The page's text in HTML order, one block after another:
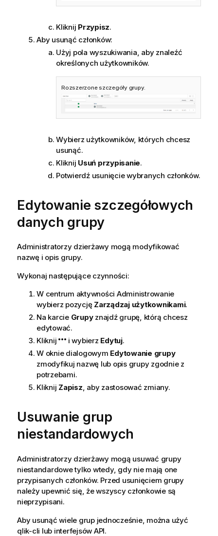
Kliknij Przypisz.
Aby usunąć członków:
Użyj pola wyszukiwania, aby znaleźć
określonych użytkowników.
Rozszerzone szczegóły grupy.
Wybierz użytkowników, których chcesz
usunąć.
Kliknij Usuń przypisanie.
Potwierdź usunięcie wybranych członków.
Edytowanie szczegółowych
danych grupy
Administratorzy dzierżawy mogą modyfikować
nazwę i opis grupy.
Wykonaj następujące czynności:
W centrum aktywności Administrowanie
wybierz pozycję Zarządzaj użytkownikami.
Na karcie Grupyznajdź grupę, którą chcesz
edytować.
Kliknij
i wybierz Edytuj.
W oknie dialogowym Edytowanie grupy
zmodyfikuj nazwę lub opis grupy zgodnie z
potrzebami.
Kliknij Zapisz, aby zastosować zmiany.
Usuwanie grup
niestandardowych
Administratorzy dzierżawy mogą usuwać grupy
niestandardowe tylko wtedy, gdy nie mają one
przypisanych członków. Przed usunięciem grupy
należy upewnić się, że wszyscy członkowie są
nieprzypisani.
Aby usunąć wiele grup jednocześnie, można użyć
qlik-cli lub interfejsów API.